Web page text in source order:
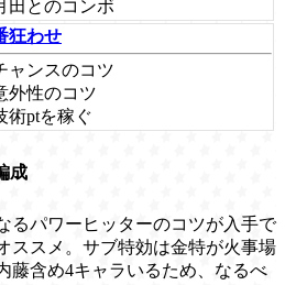
田とのコンボ
狂わせ
ャンスのコツ
外性のコツ
術ptを稼ぐ
成
るパワーヒッターのコツが入手で
ススメ。サブ特効は金特が火事場
藤含め4キャラいるため、なるべ